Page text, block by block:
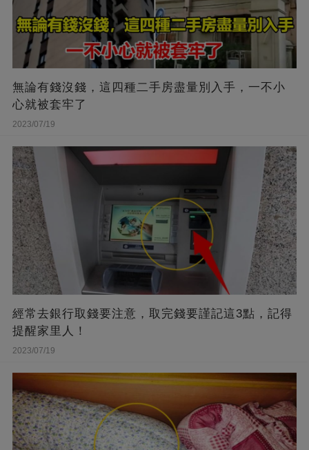
無論有錢沒錢，這四種二手房盡量別入手，一不小
心就被套牢了
2023/07/19
經常去銀行取錢要注意，取完錢要謹記這3點，記得
提醒家里人！
2023/07/19